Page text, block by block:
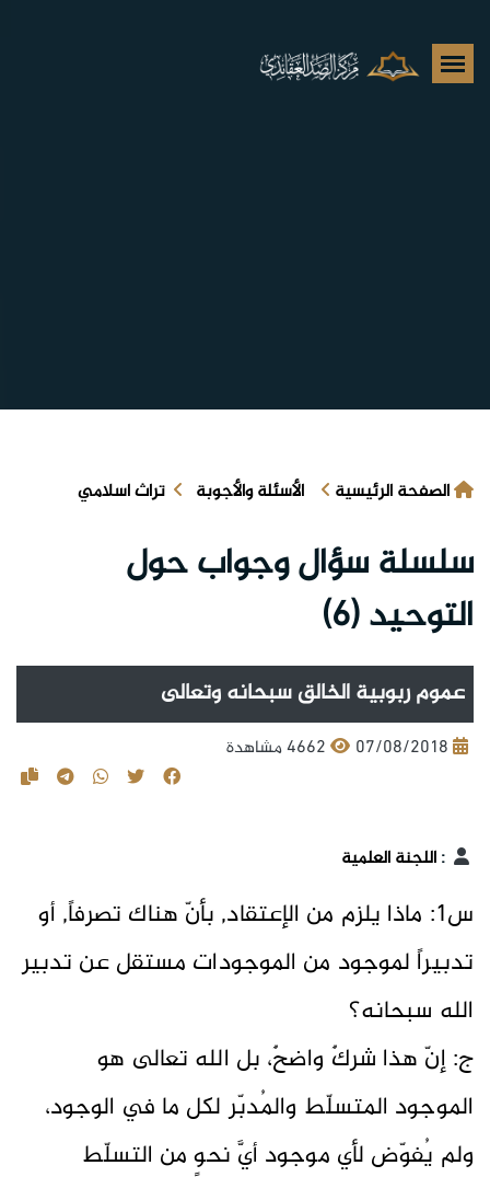
الصفحة الرئيسية الأسئلة والأجوبة تراث اسلامي
سلسلة سؤال وجواب حول
التوحيد (6)
عموم ربوبية الخالق سبحانه وتعالى
07/08/2018 4662 مشاهدة
:اللجنة العلمية
س1: ماذا يلزم من الإعتقاد, بأنّ هناك تصرفاً, أو
تدبيراً لموجود من الموجودات مستقل عن تدبير
الله سبحانه؟
ج: إنّ هذا شركٌ واضحٌ، بل الله تعالى هو
الموجود المتسلّط والمُدبّر لكل ما في الوجود،
ولم يُفوّض لأي موجود أيَّ نحوٍ من التسلّط